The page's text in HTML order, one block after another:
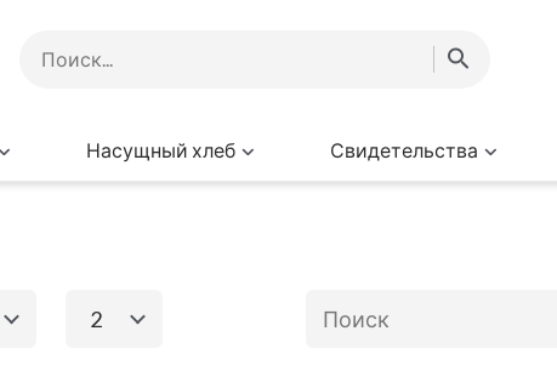
Насущный хлеб Свидетельства
2